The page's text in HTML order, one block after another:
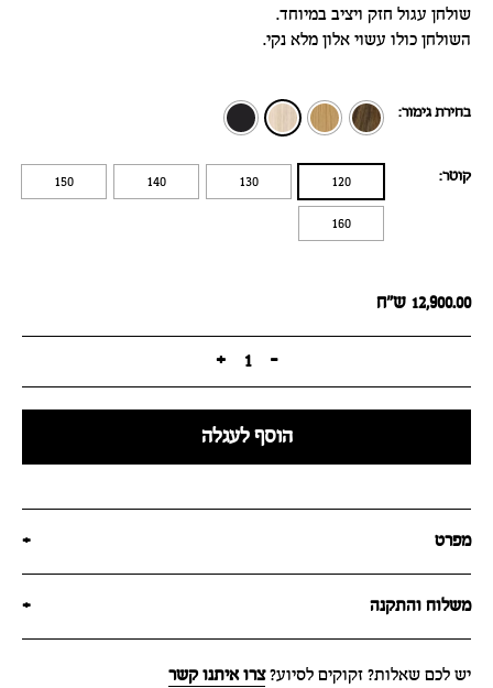
שולחן עגול חזק ויציב במיוחד.
השולחן כולו עשוי אלון מלא נקי.
בחירת גימור:
קוטר: 120
130
140
150
160
12,900.00 ש״ח
-
1
+
הוסף לעגלה
מפרט +
משלוח והתקנה +
יש לכם שאלות? זקוקים לסיוע?צרו איתנו קשר